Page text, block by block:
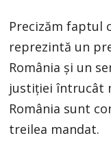
Precizăm faptul
reprezintă un
România și un
justiției întrucât
România sunt
treilea mandat.